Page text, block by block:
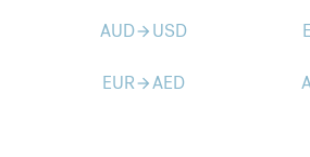
AUDarrow_forward USD
EURarrow_forwardAED